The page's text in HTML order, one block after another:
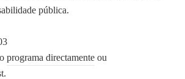
pública.
programa directamente ou
.